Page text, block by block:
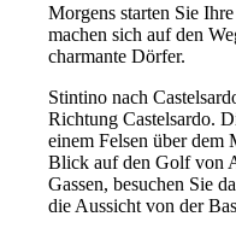
Morgens starten Sie
machen sich auf den
charmante Dörfer.
Stintino nach
Richtung Castelsardo.
einem Felsen über dem
Blick auf den Golf von
Gassen, besuchen Sie
die Aussicht von der